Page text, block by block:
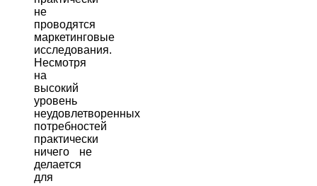
не
проводятся
маркетинговые
исследования.
Несмотря
на
высокий
уровень
неудовлетворенных
потребностей
практически
ничего не
делается
для